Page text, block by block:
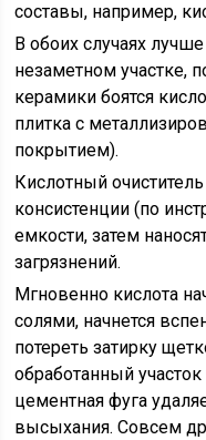
составы, например,
В обоих случаях
незаметном участке,
керамики боятся
плитка с
покрытием).
Кислотный
консистенции (по
емкости, затем
загрязнений.
Мгновенно кислота
солями, начнется
потереть затирку
обработанный
цементная фуга
высыхания. Совсем